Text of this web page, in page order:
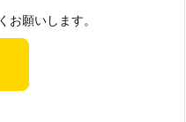
お願いします。